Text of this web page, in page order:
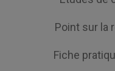
Point sur la
Fiche